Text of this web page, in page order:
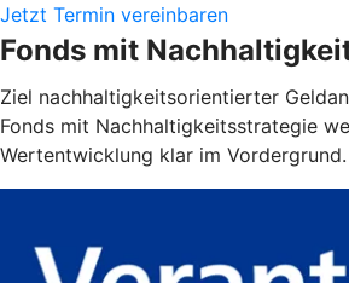
Jetzt Termin vereinbaren
Fonds mit
Ziel nachhaltigkeitsorientierter
Fonds mit Nachhaltigkeitsstrategie
Wertentwicklung klar im Vordergrund.